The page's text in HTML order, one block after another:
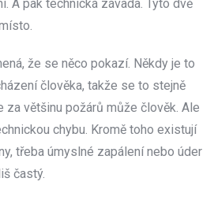
A pak technická závada. Tyto dvě
že se něco pokazí. Někdy je to
člověka, takže se to stejně
za většinu požárů může člověk. Ale
chybu. Kromě toho existují
třeba úmyslné zapálení nebo úder
častý.